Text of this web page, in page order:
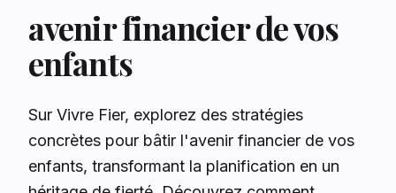
avenir financier de vos
enfants
Sur Vivre Fier, explorez des stratégies
concrètes pour bâtir l'avenir financier de vos
enfants, transformant la planification en un